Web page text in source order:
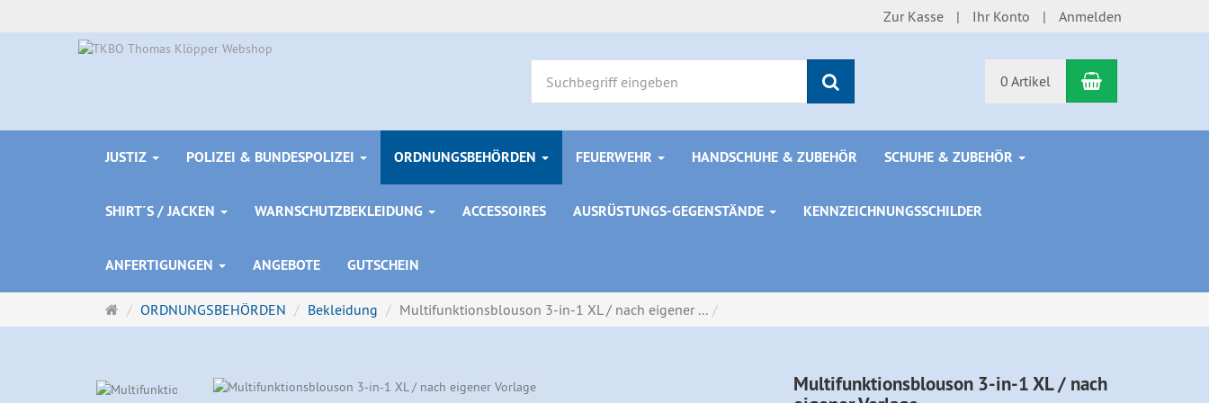
Zur Kasse Ihr Konto Anmelden
0 Artikel Warenkorb
JUSTIZ POLIZEI & BUNDESPOLIZEI ORDNUNGSBEHÖRDEN FEUERWEHR HANDSCHUHE & ZUBEHÖR SCHUHE & ZUBEHÖR
SHIRT´S / JACKEN WARNSCHUTZBEKLEIDUNG ACCESSOIRES AUSRÜSTUNGS-GEGENSTÄNDE KENNZEICHNUNGSSCHILDER
ANFERTIGUNGEN ANGEBOTE GUTSCHEIN
Startseite
ORDNUNGSBEHÖRDEN Bekleidung Multifunktionsblouson 3-in-1 XL / nach eigener ...
Multifunktionsblouson 3-in-1 XL / nach